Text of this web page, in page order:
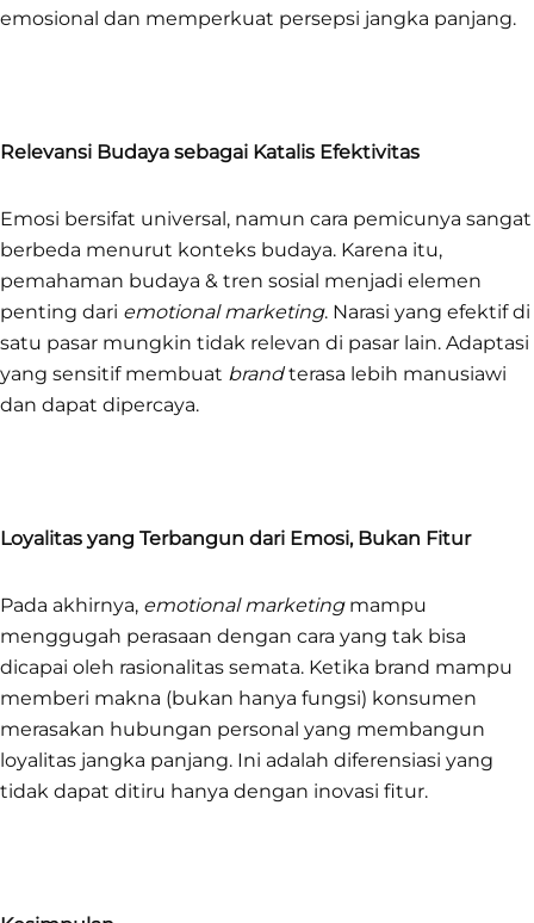
emosional dan memperkuat persepsi jangka panjang.
Relevansi Budaya sebagai Katalis Efektivitas
Emosi bersifat universal, namun cara pemicunya sangat
berbeda menurut konteks budaya. Karena itu,
pemahaman budaya & tren sosial menjadi elemen
penting dari emotional marketing. Narasi yang efektif di
satu pasar mungkin tidak relevan di pasar lain. Adaptasi
yang sensitif membuat brandterasa lebih manusiawi
dan dapat dipercaya.
Loyalitas yang Terbangun dari Emosi, Bukan Fitur
Pada akhirnya, emotional marketingmampu
menggugah perasaan dengan cara yang tak bisa
dicapai oleh rasionalitas semata. Ketika brand mampu
memberi makna (bukan hanya fungsi) konsumen
merasakan hubungan personal yang membangun
loyalitas jangka panjang. Ini adalah diferensiasi yang
tidak dapat ditiru hanya dengan inovasi fitur.